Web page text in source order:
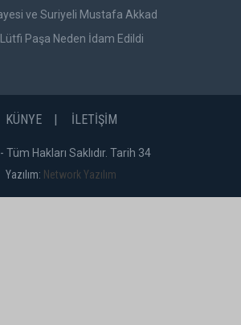
ve Suriyeli Mustafa Akkad
Paşa Neden İdam Edildi
KÜNYE İLETİŞİM
Tüm Hakları Saklıdır. Tarih 34
Yazılım: Network Yazılım